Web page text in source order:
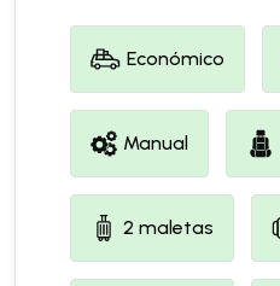
Económico
Manual
2 maletas